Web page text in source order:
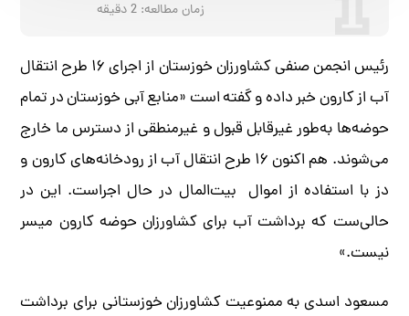
زمان مطالعه: 2دقیقه
رئیس انجمن صنفی کشاورزان خوزستان از اجرای ۱۶ طرح انتقال
آب از کارون خبر داده و گفته است «منابع آبی خوزستان در تمام
حوضه‌ها به‌طور غیرقابل قبول و غیرمنطقی از دسترس ما خارج
می‌شوند. هم اکنون ۱۶ طرح انتقال آب از رودخانه‌های کارون و
دز با استفاده از اموال بیت‌المال در حال اجراست. این در
حالی‌ست که برداشت آب برای کشاورزان حوضه کارون میسر
نیست.»
مسعود اسدی به ممنوعیت کشاورزان خوزستانی برای برداشت